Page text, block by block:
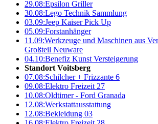
29.08:Epsilon Griller
30.08:Lego Technik Sammlung
03.09:Jeep Kaiser Pick Up
05.09:Forstanhänger
11.09:Werkzeuge und Maschinen aus
Großteil Neuware
04.10:Benefiz Kunst Versteigerung
Standort Voitsberg
07.08:Schilcher + Frizzante 6
09.08:Elektro Freizeit 27
10.08:Oldtimer - Ford Granada
12.08:Werkstattausstattung
12.08:Bekleidung 03